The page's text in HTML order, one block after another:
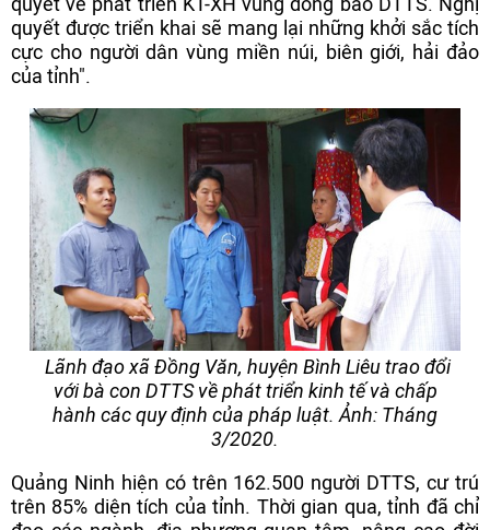
quyết được triển khai sẽ mang lại những khởi sắc tích
cực cho người dân vùng miền núi, biên giới, hải đảo
của tỉnh".
Lãnh đạo xã Đồng Văn, huyện Bình Liêu trao đổi
với bà con DTTS về phát triển kinh tế và chấp
hành các quy định của pháp luật. Ảnh: Tháng
3/2020.
Quảng Ninh hiện có trên 162.500 người DTTS, cư trú
trên 85% diện tích của tỉnh. Thời gian qua, tỉnh đã chỉ